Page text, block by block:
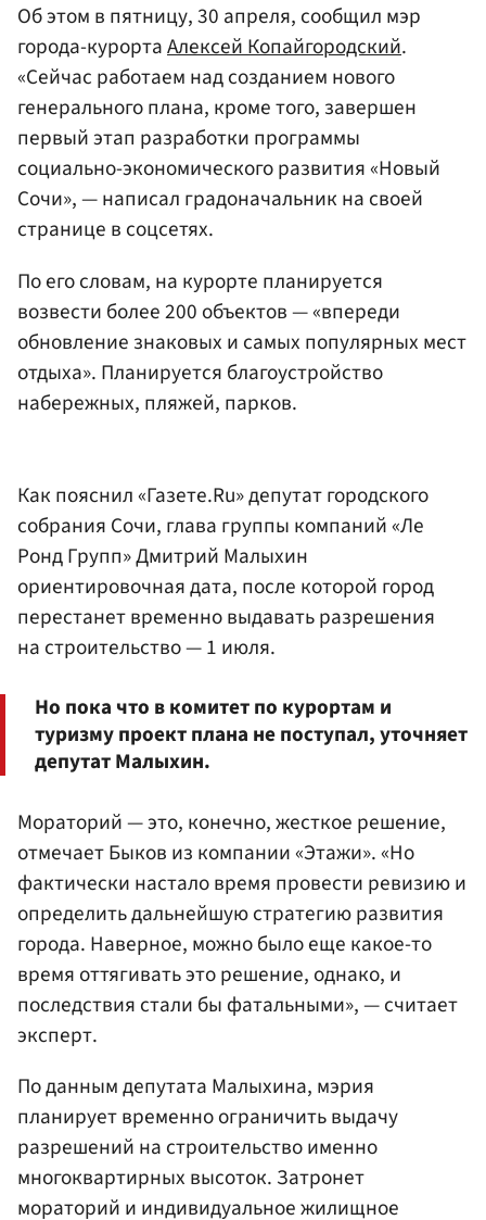
Об этом в пятницу, 30 апреля, сообщил мэр
города-курортаАлексей Копайгородский.
«Сейчас работаем над созданием нового
генерального плана, кроме того, завершен
первый этап разработки программы
социально-экономического развития «Новый
Сочи», — написал градоначальник на своей
странице в соцсетях.
По его словам, на курорте планируется
возвести более 200 объектов — «впереди
обновление знаковых и самых популярных мест
отдыха». Планируется благоустройство
набережных, пляжей, парков.
Как пояснил «Газете.Ru» депутат городского
собрания Сочи, глава группы компаний «Ле
Ронд Групп» Дмитрий Малыхин
ориентировочная дата, после которой город
перестанет временно выдавать разрешения
на строительство — 1 июля.
Но пока что в комитет по курортам и
туризму проект плана не поступал, уточняет
депутат Малыхин.
Мораторий — это, конечно, жесткое решение,
отмечает Быков из компании «Этажи». «Но
фактически настало время провести ревизию и
определить дальнейшую стратегию развития
города. Наверное, можно было еще какое-то
время оттягивать это решение, однако, и
последствия стали бы фатальными», — считает
эксперт.
По данным депутата Малыхина, мэрия
планирует временно ограничить выдачу
разрешений на строительство именно
многоквартирных высоток. Затронет
мораторий и индивидуальное жилищное